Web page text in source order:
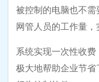
被控制的电脑也不
网管人员的工作量，
系统实现一次性收
极大地帮助企业节